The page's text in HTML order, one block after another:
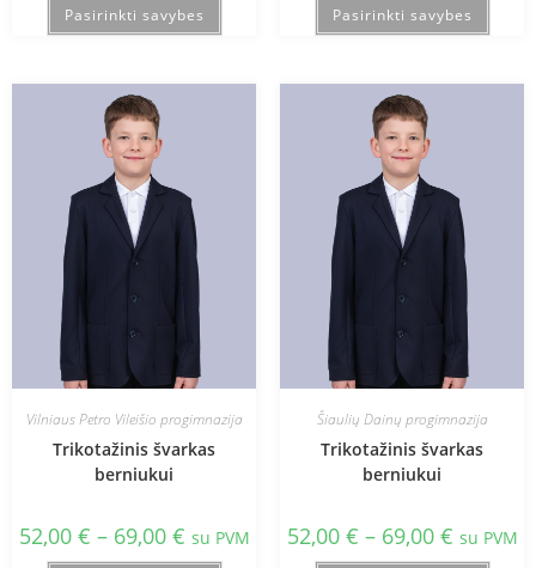
Pasirinkti savybes Pasirinkti savybes
Vilniaus Petro Vileišio progimnazija
Trikotažinis švarkas
berniukui
52,00 € – 69,00 € su PVM
Šiaulių Dainų progimnazija
Trikotažinis švarkas
berniukui
52,00 € – 69,00 € su PVM